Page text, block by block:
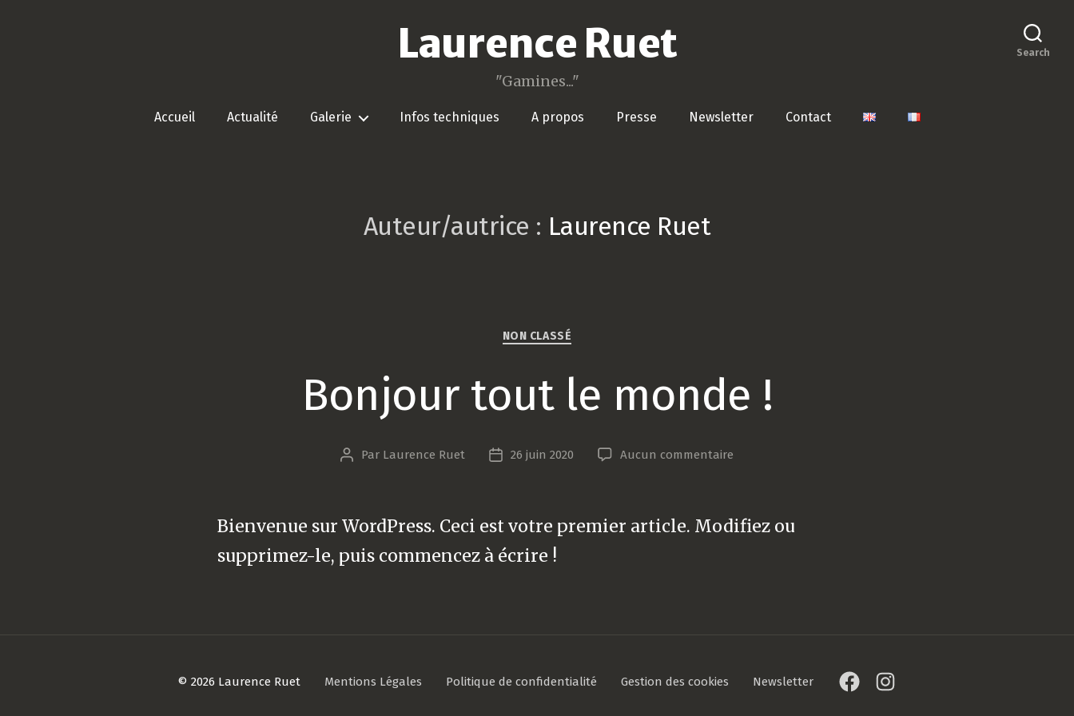
Laurence Ruet
"Gamines..."
Accueil Actualité Galerie Infos techniques A propos Presse Newsletter Contact
Search
Auteur/autrice : Laurence Ruet
Catégories
NON CLASSÉ
Bonjour tout le monde !
Auteur
Par Laurence Ruet
Date26 juin 2020 Aucun commentaire
monde !
Bienvenue sur WordPress. Ceci est votre premier article. Modifiez ou
supprimez-le, puis commencez à écrire !
© 2026 Laurence Ruet Mentions Légales Politique de confidentialité Gestion des cookies Newsletter
FacebookInstagram